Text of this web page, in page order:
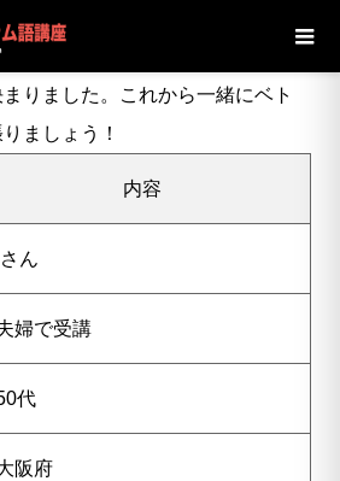
りました。これから一緒にベト
ましょう！
内容
Iさん
婦で受講
代
阪府